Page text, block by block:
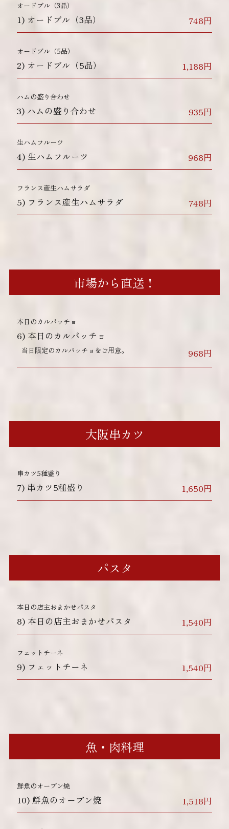
オードブル（3品）
1) オードブル（3品） 748円
オードブル（5品）
2) オードブル（5品） 1,188円
ハムの盛り合わせ
3) ハムの盛り合わせ 935円
生ハムフルーツ
4) 生ハムフルーツ 968円
フランス産生ハムサラダ
5) フランス産生ハムサラダ 748円
市場から直送！
本日のカルパッチョ
6) 本日のカルパッチョ
当日限定のカルパッチョをご用意。 968円
大阪串カツ
串カツ5種盛り
7) 串カツ5種盛り 1,650円
パスタ
本日の店主おまかせパスタ
8) 本日の店主おまかせパスタ 1,540円
フェットチーネ
9) フェットチーネ 1,540円
魚・肉料理
鮮魚のオーブン焼
10) 鮮魚のオーブン焼 1,518円